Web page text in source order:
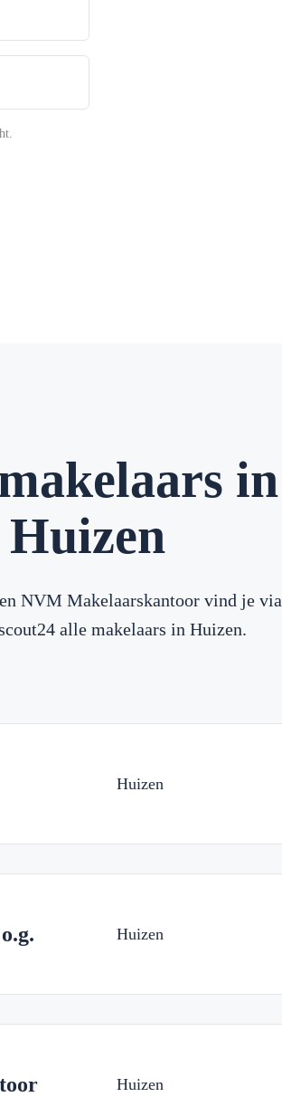
in
Huizen
NVM Makelaarskantoor vind je via
alle makelaars in Huizen.
Huizen
Huizen
Huizen